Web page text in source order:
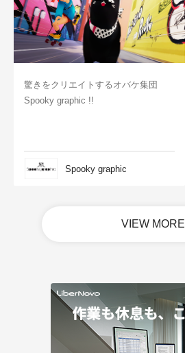
驚きをクリエイトするオバケ集団
Spooky graphic !!
Spooky graphic
VIEW MORE